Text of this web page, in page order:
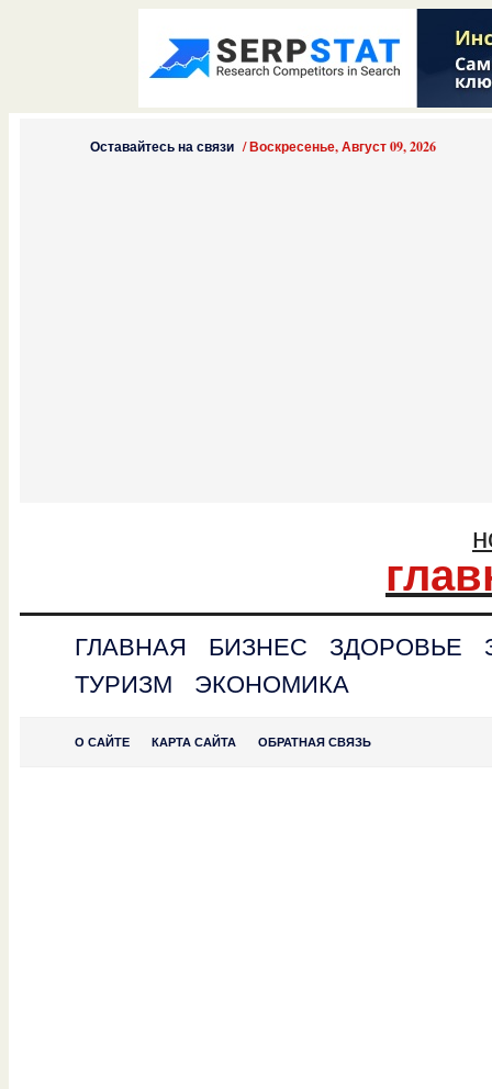
Оставайтесь на связи /Воскресенье, Август 09, 2026
ГЛАВНАЯ БИЗНЕС ЗДОРОВЬЕ
ТУРИЗМ
ЭКОНОМИКА
О САЙТЕ КАРТА САЙТА ОБРАТНАЯ СВЯЗЬ